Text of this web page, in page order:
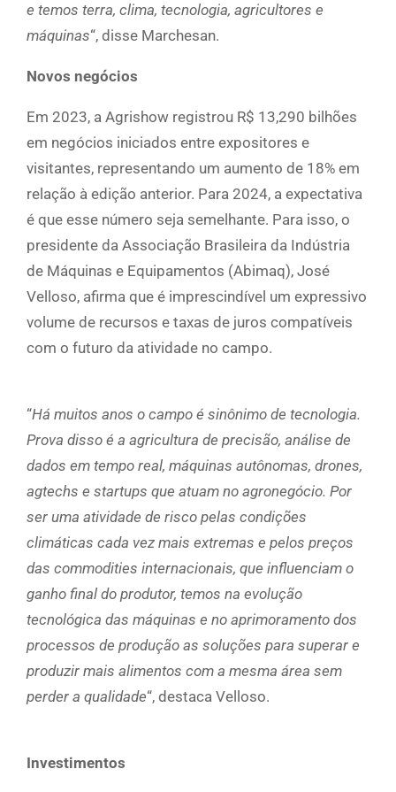
e temos terra, clima, tecnologia, agricultores e
máquinas“, disse Marchesan.
Novos negócios
Em 2023, a Agrishow registrou R$ 13,290 bilhões
em negócios iniciados entre expositores e
visitantes, representando um aumento de 18% em
relação à edição anterior. Para 2024, a expectativa
é que esse número seja semelhante. Para isso, o
presidente da Associação Brasileira da Indústria
de Máquinas e Equipamentos (Abimaq), José
Velloso, afirma que é imprescindível um expressivo
volume de recursos e taxas de juros compatíveis
com o futuro da atividade no campo.
“Há muitos anos o campo é sinônimo de tecnologia.
Prova disso é a agricultura de precisão, análise de
dados em tempo real, máquinas autônomas, drones,
agtechs e startups que atuam no agronegócio. Por
ser uma atividade de risco pelas condições
climáticas cada vez mais extremas e pelos preços
das commodities internacionais, que influenciam o
ganho final do produtor, temos na evolução
tecnológica das máquinas e no aprimoramento dos
processos de produção as soluções para superar e
produzir mais alimentos com a mesma área sem
perder a qualidade“, destaca Velloso.
Investimentos